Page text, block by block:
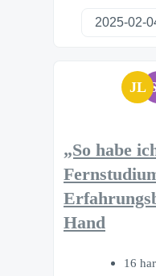
JL
„So habe
Hand
16